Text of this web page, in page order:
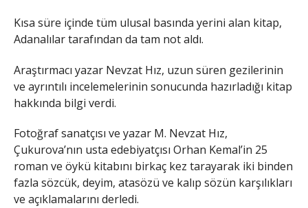
Kısa süre içinde tüm ulusal basında yerini alan kitap,
Adanalılar tarafından da tam not aldı.
Araştırmacı yazar Nevzat Hız, uzun süren gezilerinin
ve ayrıntılı incelemelerinin sonucunda hazırladığı kitap
hakkında bilgi verdi.
Fotoğraf sanatçısı ve yazar M. Nevzat Hız,
Çukurova’nın usta edebiyatçısı Orhan Kemal’in 25
roman ve öykü kitabını birkaç kez tarayarak iki binden
fazla sözcük, deyim, atasözü ve kalıp sözün karşılıkları
ve açıklamalarını derledi.